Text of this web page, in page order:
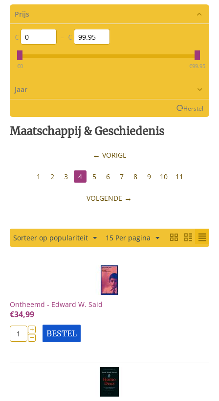
Prijs
€ – €
‎€0 ‎€99.95
Jaar
Herstel
Maatschappij & Geschiedenis
VORIGE
1 2 3 4 5 6 7 8 9 10 11
VOLGENDE
Sorteer op populariteit 15 Per pagina
Ontheemd - Edward W. Said
€34,99
+
− BESTEL